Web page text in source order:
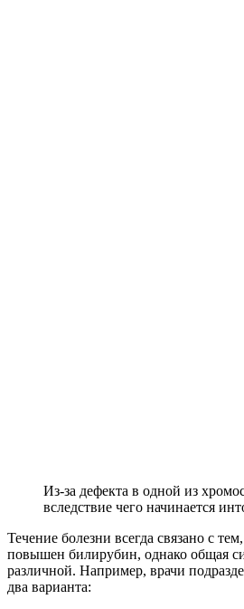
Из-за дефекта в одной из
вследствие чего начинается
Течение болезни всегда связано с
повышен билирубин, однако общая
различной. Например, врачи
два варианта: